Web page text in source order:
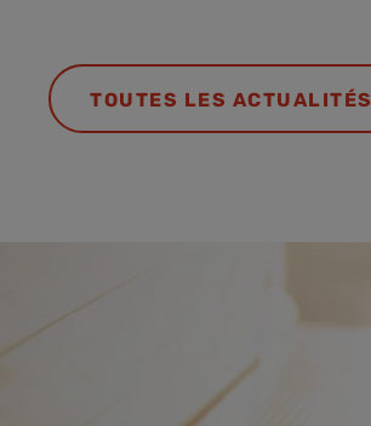
TOUTES LES ACTUALITÉS